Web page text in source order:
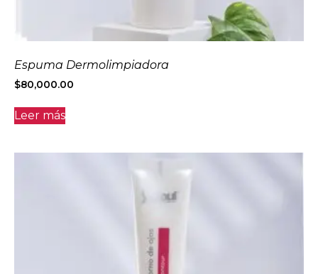
Espuma Dermolimpiadora
$80,000.00
Leer más